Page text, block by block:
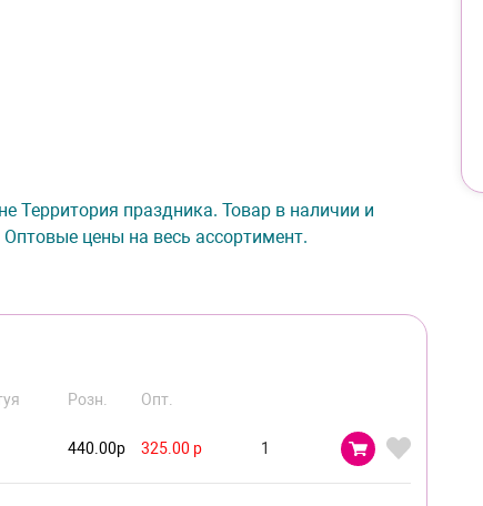
Территория праздника. Товар в наличии и
цены на весь ассортимент.
Розн. Опт.
440.00р 325.00 р